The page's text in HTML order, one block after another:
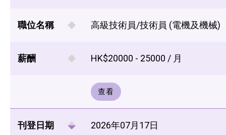
職位名稱 高級技術員/技術員 (電機及機械)
薪酬 HK$20000 - 25000 / 月
查看
刊登日期 2026年07月17日